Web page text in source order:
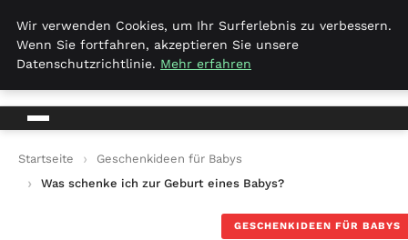
Amelies-welt.de
Startseite
Geschenkideen für Babys
Was schenke ich zur Geburt eines Babys?
GESCHENKIDEEN FÜR BABYS
Wir verwenden Cookies, um Ihr Surferlebnis zu verbessern.
Wenn Sie fortfahren, akzeptieren Sie unsere
Datenschutzrichtlinie. Mehr erfahren